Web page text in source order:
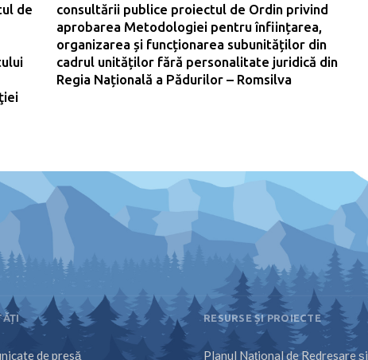
de
consultării publice proiectul de Ordin privind
aprobarea Metodologiei pentru înființarea,
organizarea și funcționarea subunităților din
cadrul unităților fără personalitate juridică din
Regia Națională a Pădurilor – Romsilva
de presă
RESURSE ȘI PROIECTE
Planul Național de Redresare și